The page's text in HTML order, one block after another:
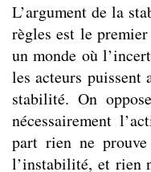
L’argument de la
règles est le
un monde où
les acteurs puissent
stabilité. On
nécessairement
part rien ne prouve
l’instabilité, et rien